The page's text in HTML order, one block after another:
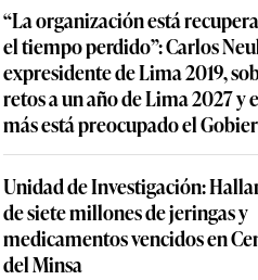
“La organización está
el tiempo perdido”: Carlos
expresidente de Lima 2019,
retos a un año de Lima 2027 y
más está preocupado el
Unidad de Investigación:
de siete millones de jeringas y
medicamentos vencidos en
del Minsa